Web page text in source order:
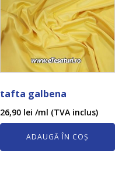
tafta galbena
26,90 lei /ml (TVA inclus)
ADAUGĂ ÎN COȘ